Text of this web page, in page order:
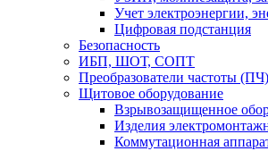
Учет электроэнергии,
Цифровая подстанция
Безопасность
ИБП, ШОТ, СОПТ
Преобразователи частоты (ПЧ)
Щитовое оборудование
Взрывозащищенное
Изделия
Коммутационная